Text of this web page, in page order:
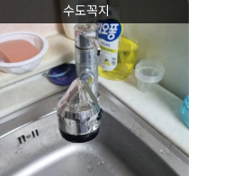
수도꼭지